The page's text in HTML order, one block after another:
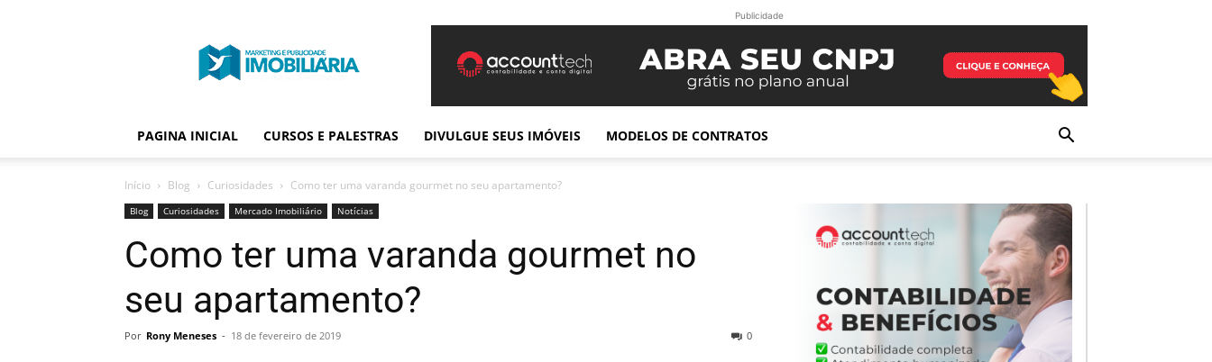
Publicidade
Imobiliária
Publicidade
PAGINA INICIAL CURSOS E PALESTRAS DIVULGUE SEUS IMÓVEIS MODELOS DE CONTRATOS
Início Blog Curiosidades Como ter uma varanda gourmet no seu apartamento?
Blog Curiosidades Mercado Imobiliário Notícias
Como ter uma varanda gourmet no
seu apartamento?
Por Rony Meneses - 18 de fevereiro de 2019 0